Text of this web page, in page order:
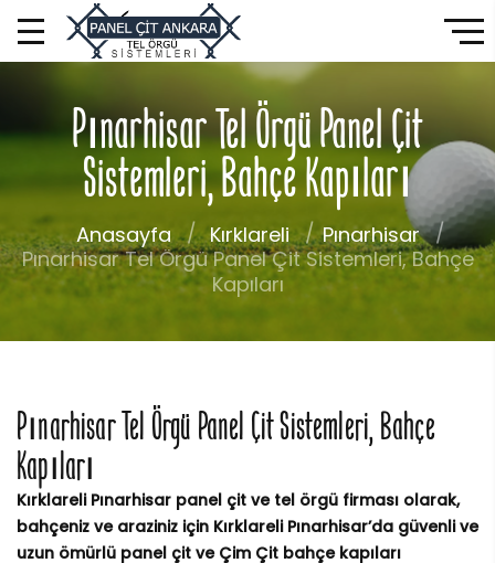
Pınarhisar Tel Örgü Panel Çit
Sistemleri, Bahçe Kapıları
Anasayfa Kırklareli
Pınarhisar
Pınarhisar Tel Örgü Panel Çit Sistemleri, Bahçe
Kapıları
Pınarhisar Tel Örgü Panel Çit Sistemleri, Bahçe
Kapıları
Kırklareli Pınarhisar panel çit ve tel örgü firması olarak,
bahçeniz ve araziniz için Kırklareli Pınarhisar’da güvenli ve
uzun ömürlü panel çit ve Çim Çit bahçe kapıları